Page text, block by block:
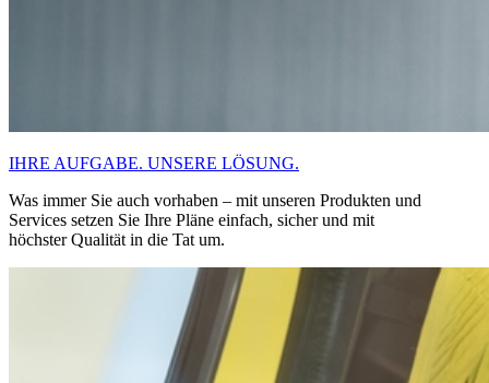
IHRE AUFGABE. UNSERE LÖSUNG.
Was immer Sie auch vorhaben – mit unseren Produkten und
Services setzen Sie Ihre Pläne einfach, sicher und mit
höchster Qualität in die Tat um.